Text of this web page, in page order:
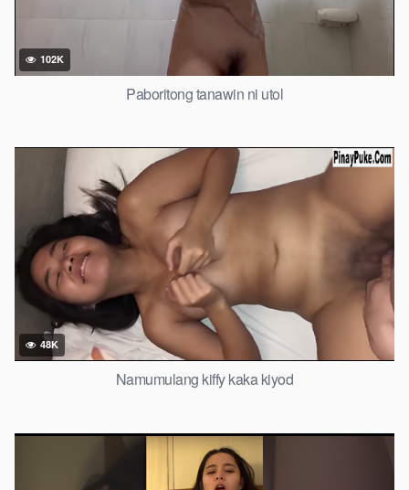
102K
Paboritong tanawin ni utol
48K
Namumulang kiffy kaka kiyod